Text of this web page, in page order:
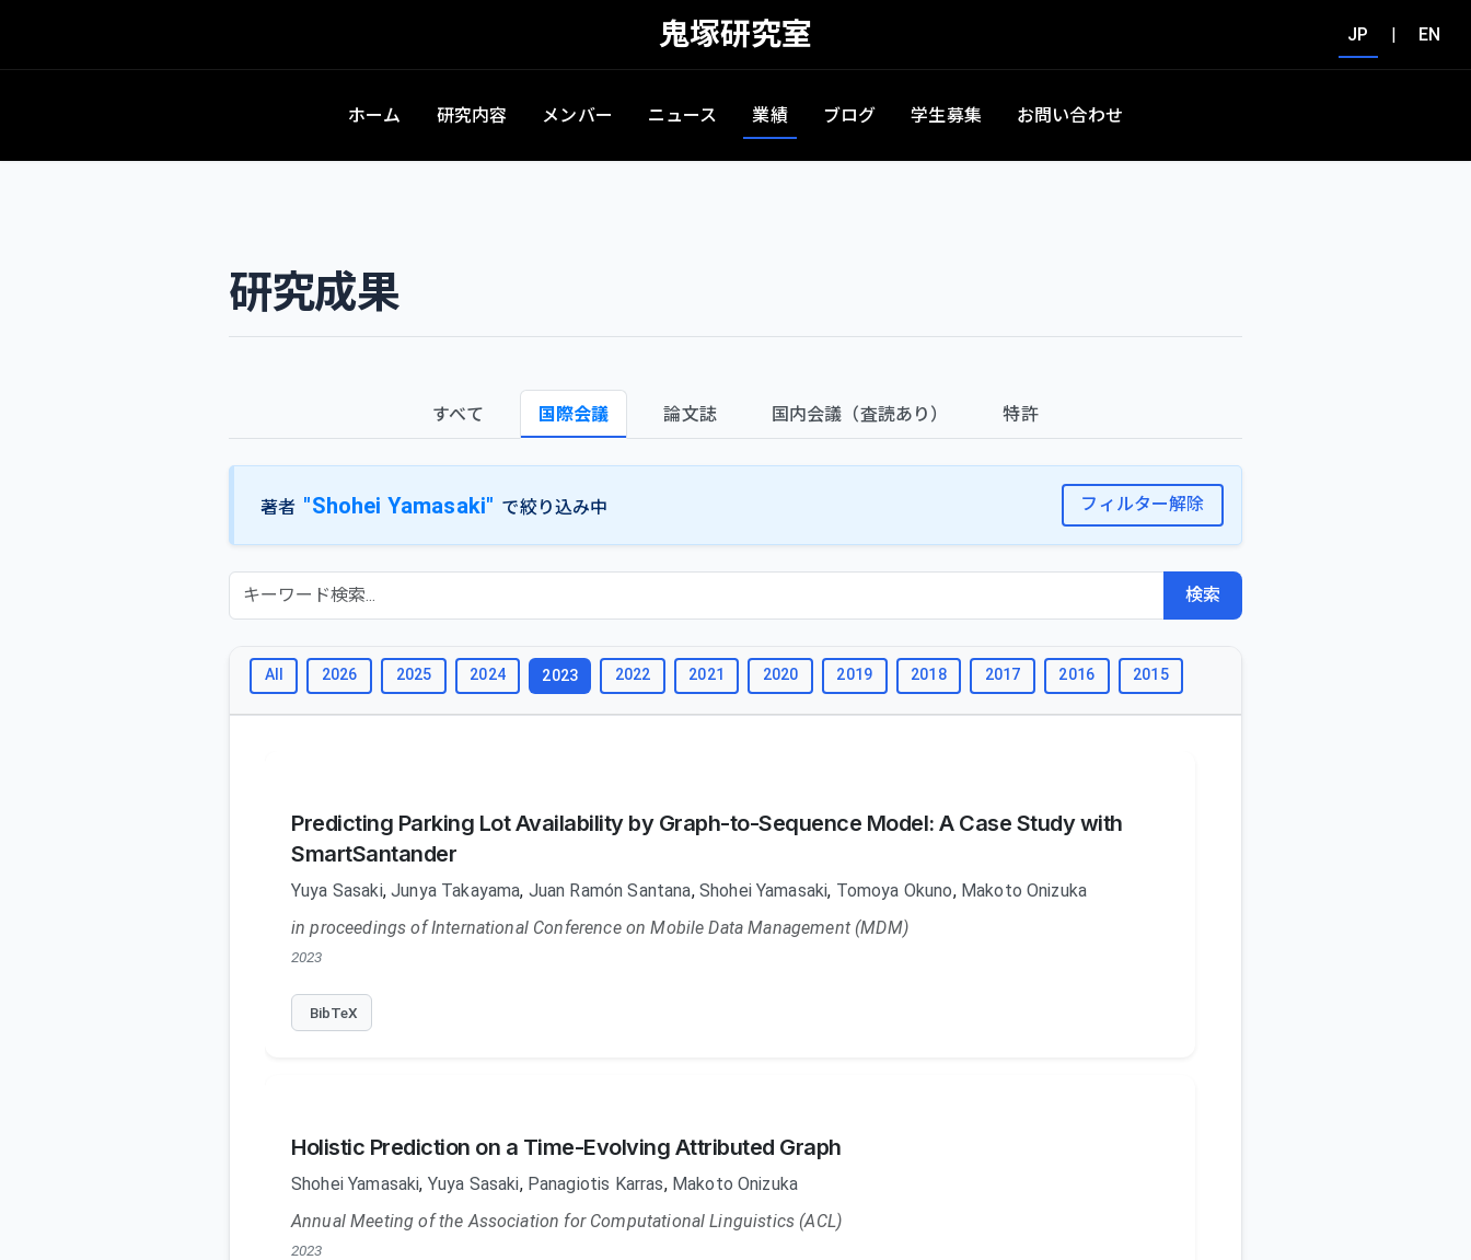
鬼塚研究室 JP | EN
ホーム 研究内容 メンバー ニュース 業績 ブログ 学生募集 お問い合わせ
研究成果
すべて 国際会議 論文誌 国内会議（査読あり） 特許
著者 "Shohei Yamasaki" で絞り込み中 フィルター解除
検索
All 2026 2025 2024 2023 2022 2021 2020 2019 2018 2017 2016 2015
Predicting Parking Lot Availability by Graph-to-Sequence Model: A Case Study with
SmartSantander
Yuya Sasaki,Junya Takayama, Juan Ramón Santana, Shohei Yamasaki, Tomoya Okuno, Makoto Onizuka
in proceedings of International Conference on Mobile Data Management (MDM)
2023
BibTeX
Holistic Prediction on a Time-Evolving Attributed Graph
Shohei Yamasaki, Yuya Sasaki, Panagiotis Karras, Makoto Onizuka
Annual Meeting of the Association for Computational Linguistics (ACL)
2023